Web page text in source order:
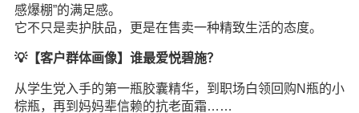
感爆棚”的满足感。
它不只是卖护肤品，更是在售卖一种精致生活的态度。
💡【客户群体画像】谁最爱悦碧施？
从学生党入手的第一瓶胶囊精华，到职场白领回购N瓶的小
棕瓶，再到妈妈辈信赖的抗老面霜……